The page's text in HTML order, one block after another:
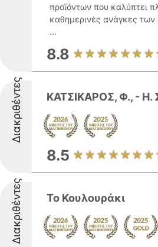
προϊόντων που καλύπτει
καθημερινές ανάγκες
...
8.8
Διακριθέντες ΚΑΤΣΙΚΑΡΟΣ, Φ., - Η.
8.5
Διακριθέντες Το Κουλουράκι